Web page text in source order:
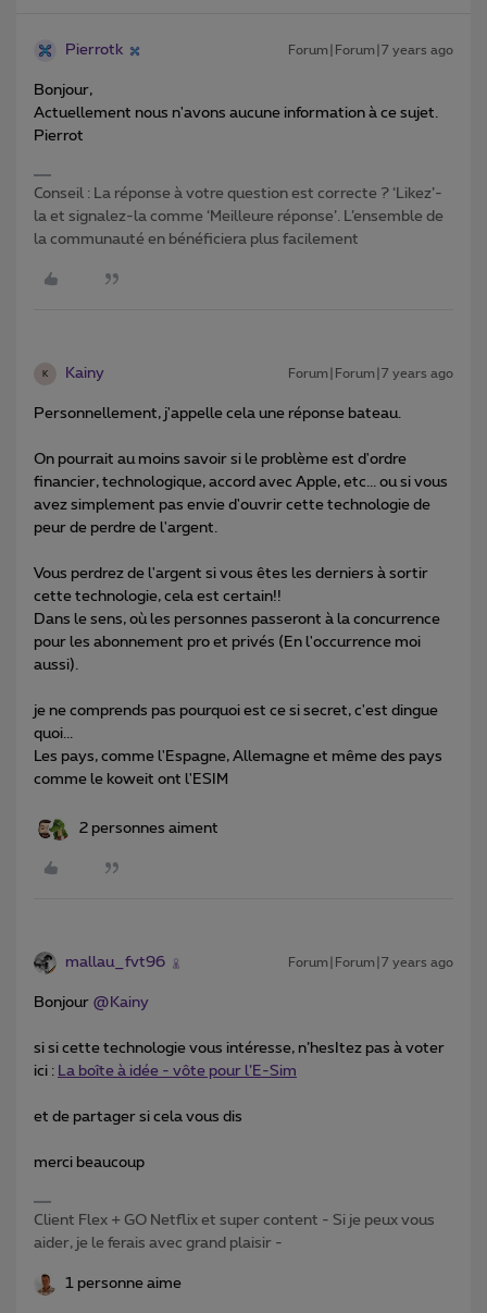
Pierrotk Forum|Forum|7 years ago
Bonjour,
Actuellement nous n'avons aucune information à ce sujet.
Pierrot
Conseil : La réponse à votre question est correcte ? ‘Likez’-
la et signalez-la comme ‘Meilleure réponse’. L’ensemble de
la communauté en bénéficiera plus facilement
K Kainy Forum|Forum|7 years ago
Personnellement, j'appelle cela une réponse bateau.
On pourrait au moins savoir si le problème est d'ordre
financier, technologique, accord avec Apple, etc... ou si vous
avez simplement pas envie d'ouvrir cette technologie de
peur de perdre de l'argent.
Vous perdrez de l'argent si vous êtes les derniers à sortir
cette technologie, cela est certain!!
Dans le sens, où les personnes passeront à la concurrence
pour les abonnement pro et privés (En l'occurrence moi
aussi).
je ne comprends pas pourquoi est ce si secret, c'est dingue
quoi...
Les pays, comme l'Espagne, Allemagne et même des pays
comme le koweit ont l'ESIM
2 personnes aiment
mallau_fvt96 Forum|Forum|7 years ago
Bonjour @Kainy
si si cette technologie vous intéresse, n’hesItez pas à voter
ici : La boîte à idée - vôte pour l’E-Sim
et de partager si cela vous dis
merci beaucoup
Client Flex + GO Netflix et super content - Si je peux vous
aider, je le ferais avec grand plaisir -
1 personne aime